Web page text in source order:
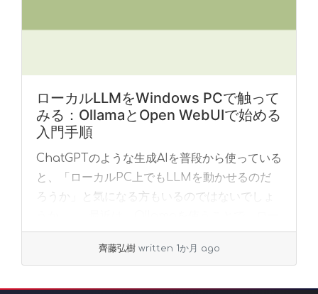
ローカルLLMをWindows PCで触って
みる：OllamaとOpen WebUIで始める
入門手順
ChatGPTのような生成AIを普段から使っている
と、「ローカルPC上でもLLMを動かせるのだ
ろうか」と気になる方もいるのではないでしょ
カルPC上に大規模言語モデルをダウ... »read
齊藤弘樹 written 1か月 ago